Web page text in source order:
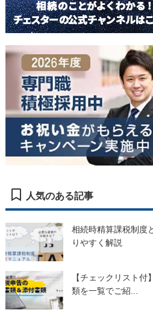
人気のある記事
相続時精算課税制度
りやすく解説
【チェックリスト
類を一覧でご紹...